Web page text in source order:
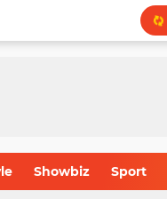
Showbiz Sport